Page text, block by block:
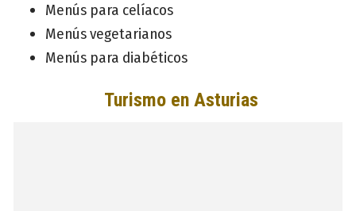
Menús para celíacos
Menús vegetarianos
Menús para diabéticos